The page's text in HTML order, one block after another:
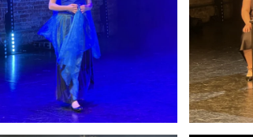
Anschauen....